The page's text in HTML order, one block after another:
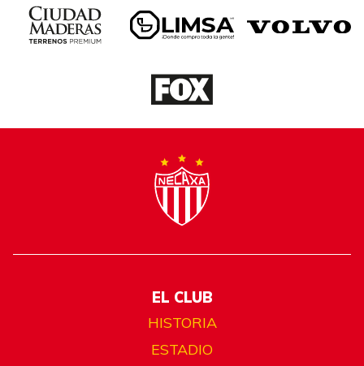
EL CLUB
HISTORIA
ESTADIO